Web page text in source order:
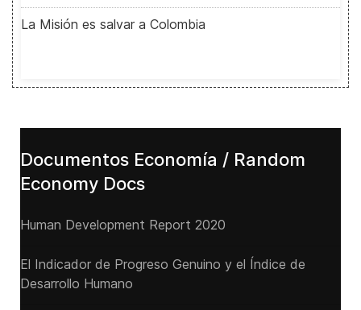
La Misión es salvar a Colombia
Documentos Economía / Random
Economy Docs
Human Development Report 2020
El Indicador de Progreso Genuino y el Índice de
Desarrollo Humano